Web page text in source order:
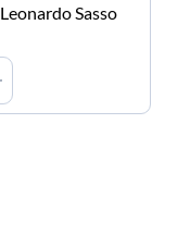
Leonardo Sasso